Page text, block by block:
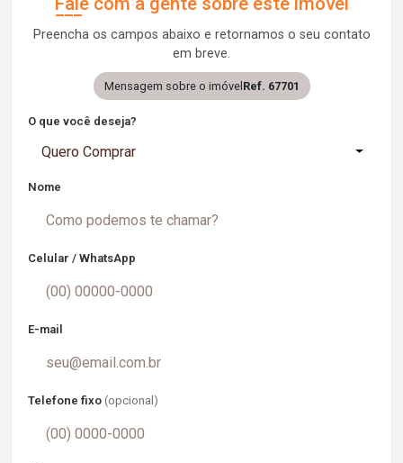
Preencha os campos abaixo e retornamos o seu contato
em breve.
Mensagem sobre o imóvelRef. 67701
O que você deseja?
Quero Comprar
Nome
Celular / WhatsApp
E-mail
Telefone fixo (opcional)